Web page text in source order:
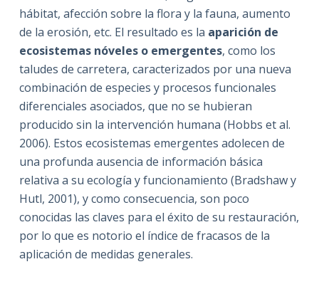
hábitat, afección sobre la flora y la fauna, aumento
de la erosión, etc. El resultado es la aparición de
ecosistemas nóveles o emergentes, como los
taludes de carretera, caracterizados por una nueva
combinación de especies y procesos funcionales
diferenciales asociados, que no se hubieran
producido sin la intervención humana (Hobbs et al.
2006). Estos ecosistemas emergentes adolecen de
una profunda ausencia de información básica
relativa a su ecología y funcionamiento (Bradshaw y
Hutl, 2001), y como consecuencia, son poco
conocidas las claves para el éxito de su restauración,
por lo que es notorio el índice de fracasos de la
aplicación de medidas generales.